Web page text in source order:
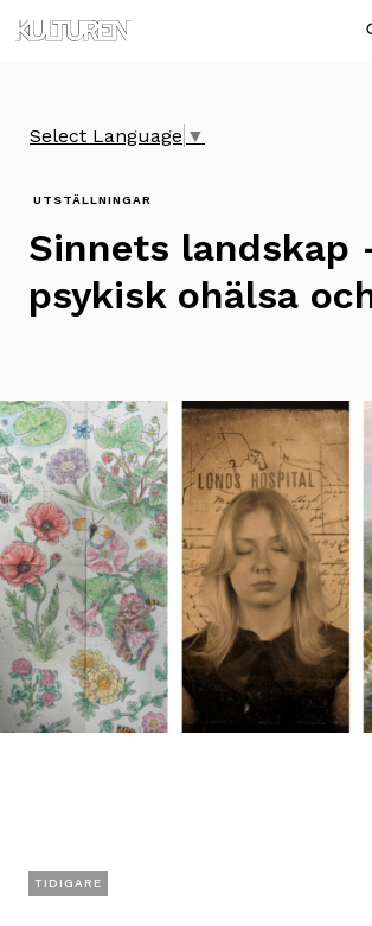
navigationen
innehållet
efter:
Select Language ▼
UTSTÄLLNINGAR
Sinnets landskap
psykisk ohälsa
TIDIGARE